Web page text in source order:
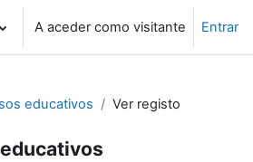
A aceder como visitante Entrar
educativos Ver registo